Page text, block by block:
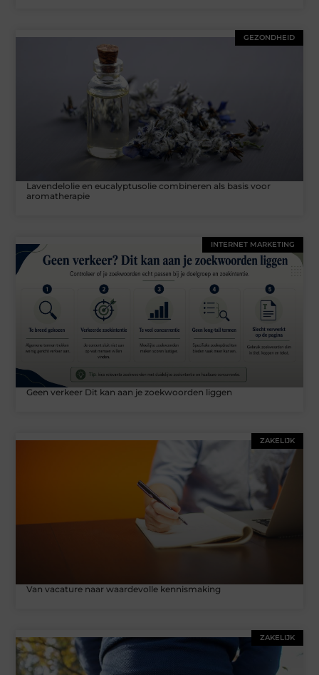
GEZONDHEID
Lavendelolie en eucalyptusolie combineren als basis voor
aromatherapie
INTERNET MARKETING
Geen verkeer Dit kan aan je zoekwoorden liggen
ZAKELIJK
Van vacature naar waardevolle kennismaking
ZAKELIJK